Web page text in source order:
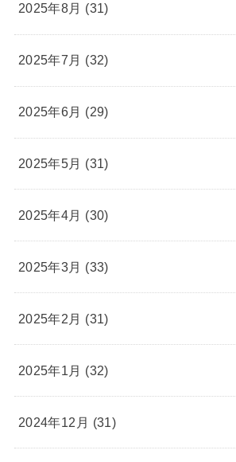
2025年8月 (31)
2025年7月 (32)
2025年6月 (29)
2025年5月 (31)
2025年4月 (30)
2025年3月 (33)
2025年2月 (31)
2025年1月 (32)
2024年12月 (31)